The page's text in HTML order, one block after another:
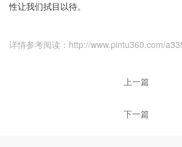
性让我们拭目以待。
详情参考阅读：http://www.pintu360.com/
上一篇
下一篇